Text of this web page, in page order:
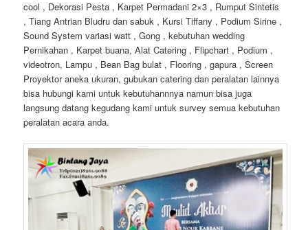
cool , Dekorasi Pesta , Karpet Permadani 2×3 , Rumput Sintetis
, Tiang Antrian Bludru dan sabuk , Kursi Tiffany , Podium Sirine ,
Sound System variasi watt , Gong , kebutuhan wedding
Pernikahan , Karpet buana, Alat Catering , Flipchart , Podium ,
videotron, Lampu , Bean Bag bulat , Flooring , gapura , Screen
Proyektor aneka ukuran, gubukan catering dan peralatan lainnya
bisa hubungi kami untuk kebutuhannnya namun bisa juga
langsung datang kegudang kami untuk survey semua kebutuhan
peralatan acara anda.